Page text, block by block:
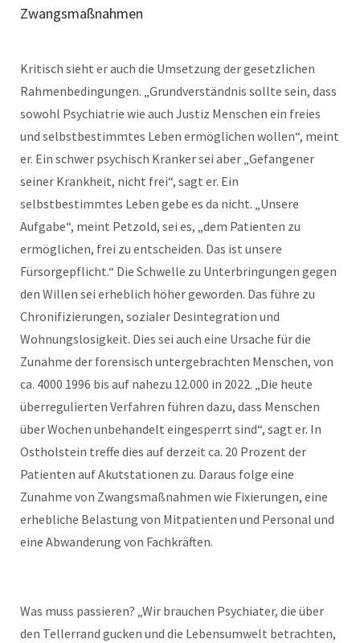
Zwangsmaßnahmen
Kritisch sieht er auch die Umsetzung der gesetzlichen
Rahmenbedingungen. „Grundverständnis sollte sein, dass
sowohl Psychiatrie wie auch Justiz Menschen ein freies
und selbstbestimmtes Leben ermöglichen wollen“, meint
er. Ein schwer psychisch Kranker sei aber „Gefangener
seiner Krankheit, nicht frei“, sagt er. Ein
selbstbestimmtes Leben gebe es da nicht. „Unsere
Aufgabe“, meint Petzold, sei es, „dem Patienten zu
ermöglichen, frei zu entscheiden. Das ist unsere
Fürsorgepflicht.“ Die Schwelle zu Unterbringungen gegen
den Willen sei erheblich höher geworden. Das führe zu
Chronifizierungen, sozialer Desintegration und
Wohnungslosigkeit. Dies sei auch eine Ursache für die
Zunahme der forensisch untergebrachten Menschen, von
ca. 4000 1996 bis auf nahezu 12.000 in 2022. „Die heute
überregulierten Verfahren führen dazu, dass Menschen
über Wochen unbehandelt eingesperrt sind“, sagt er. In
Ostholstein treffe dies auf derzeit ca. 20 Prozent der
Patienten auf Akutstationen zu. Daraus folge eine
Zunahme von Zwangsmaßnahmen wie Fixierungen, eine
erhebliche Belastung von Mitpatienten und Personal und
eine Abwanderung von Fachkräften.
Was muss passieren? „Wir brauchen Psychiater, die über
den Tellerrand gucken und die Lebensumwelt betrachten,